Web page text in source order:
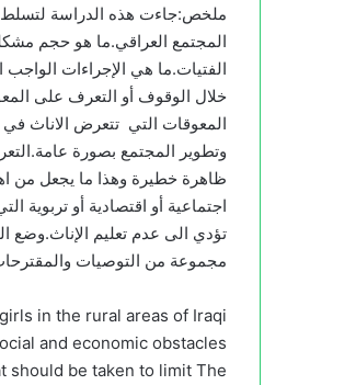
ملخص:جاءت هذه الدراسة لتسلط
المجتمع العراقي.ما هو حجم
الفتيات.ما هي الإجراءات
خلال الوقوف أو التعرف على
المعوقات التي تتعرض الاناث في
وتطوير المجتمع بصورة
ظاهرة خطيرة وهذا ما يجعل من
اجتماعية أو اقتصادية أو تربوية
تؤدي الى عدم تعليم الإناث.وضع
مجموعة من التوصيات
in the rural areas of Iraqi
and economic obstacles
should be taken to limit The